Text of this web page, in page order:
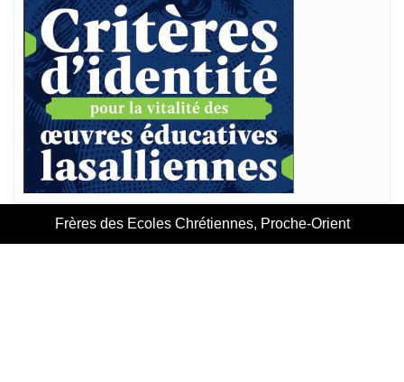
Frères des Ecoles Chrétiennes, Proche-Orient